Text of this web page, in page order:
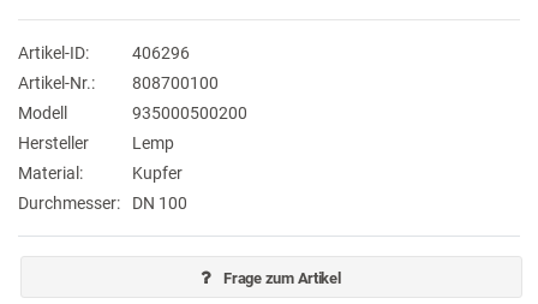
Artikel-ID:
406296
Artikel-Nr.:
808700100
Modell
935000500200
Hersteller
Lemp
Material:
Kupfer
Durchmesser:
DN 100
Frage zum Artikel